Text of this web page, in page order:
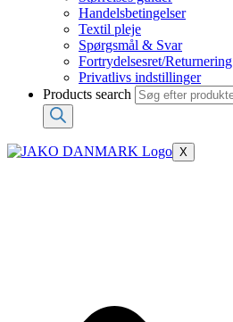
Handelsbetingelser
Textil pleje
Spørgsmål & Svar
Fortrydelsesret/Returnering
Privatlivs indstillinger
Products search
X